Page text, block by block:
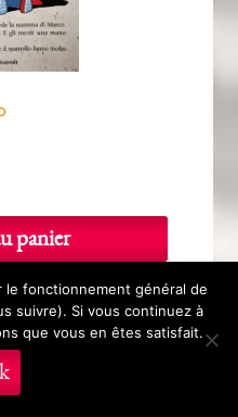
panier
le fonctionnement général de
suivre). Si vous continuez à
que vous en êtes satisfait.